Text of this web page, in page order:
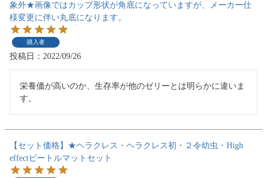
象外★画像ではカップ形状が角底になっていますが、メーカー仕
様変更に伴い丸底になります。
購入者
投稿日 2022/09/26
栄養価が高いのか、生存率が他のゼリーとは明らかに違いま
す。
【セット価格】★ヘラクレス・ヘラクレス初・２令幼虫・High
effectビートルマットセット